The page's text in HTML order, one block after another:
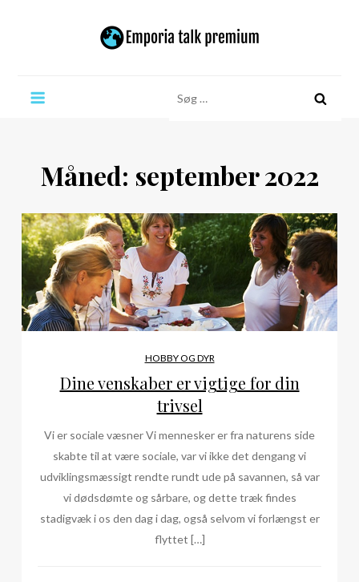
efter:
Måned: september 2022
HOBBY OG DYR
Dine venskaber er vigtige for din
trivsel
Vi er sociale væsner Vi mennesker er fra naturens side
skabte til at være sociale, var vi ikke det dengang vi
udviklingsmæssigt rendte rundt ude på savannen, så var
vi dødsdømte og sårbare, og dette træk findes
stadigvæk i os den dag i dag, også selvom vi forlængst er
flyttet […]